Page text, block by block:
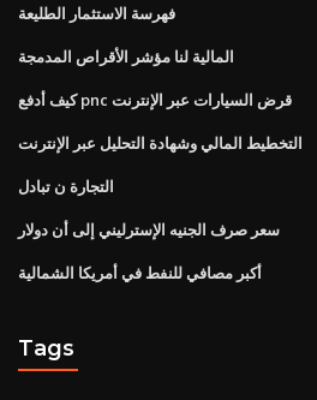
فهرسة الاستثمار الطليعة
المالية لنا مؤشر الأقراص المدمجة
كيف أدفع pnc قرض السيارات عبر الإنترنت
التخطيط المالي وشهادة التحليل عبر الإنترنت
التجارة ن تبادل
سعر صرف الجنيه الإسترليني إلى أن دولار
أكبر مصافي للنفط في أمريكا الشمالية
Tags